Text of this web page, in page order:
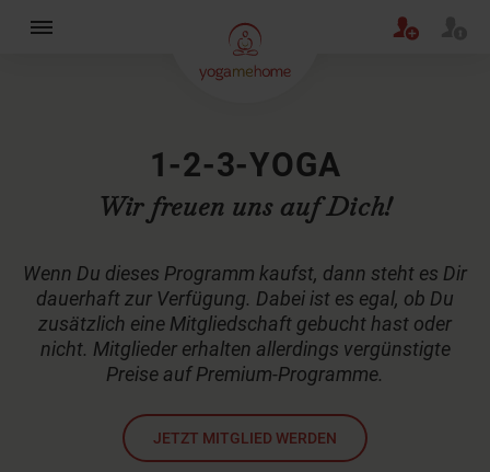
1-2-3-YOGA
Wir freuen uns auf Dich!
Wenn Du dieses Programm kaufst, dann steht es Dir
dauerhaft zur Verfügung. Dabei ist es egal, ob Du
zusätzlich eine Mitgliedschaft gebucht hast oder
nicht. Mitglieder erhalten allerdings vergünstigte
Preise auf Premium-Programme.
JETZT MITGLIED WERDEN